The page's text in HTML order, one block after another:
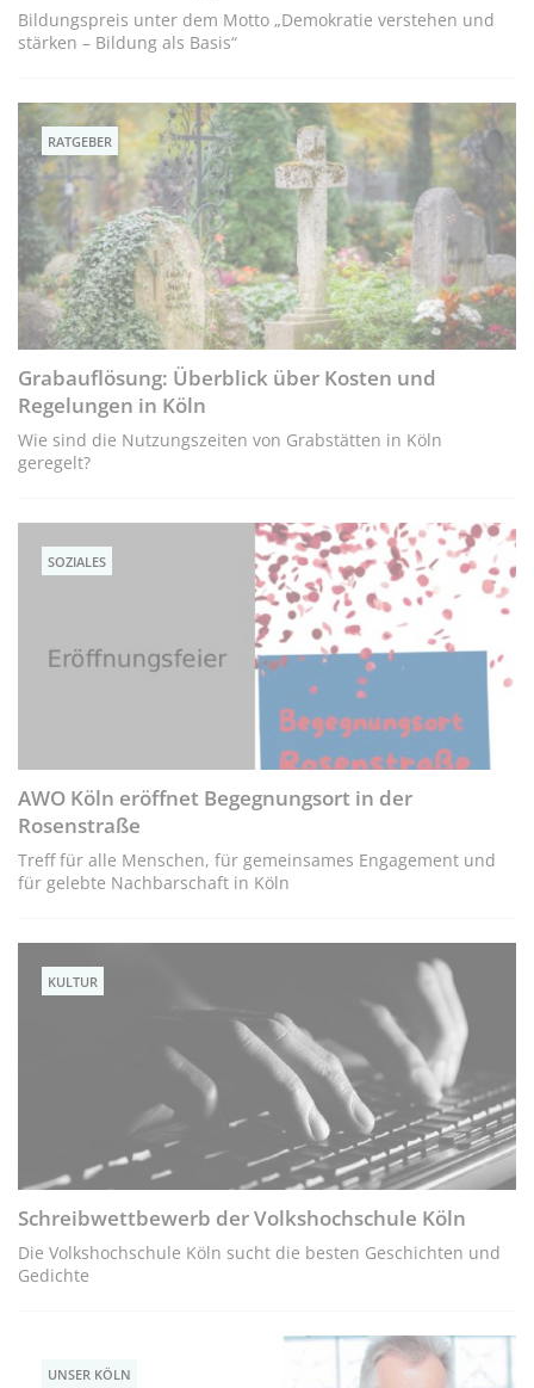
Bildungspreis unter dem Motto „Demokratie verstehen und
stärken – Bildung als Basis“
RATGEBER
Grabauflösung: Überblick über Kosten und
Regelungen in Köln
Wie sind die Nutzungszeiten von Grabstätten in Köln
geregelt?
SOZIALES
AWO Köln eröffnet Begegnungsort in der
Rosenstraße
Treff für alle Menschen, für gemeinsames Engagement und
für gelebte Nachbarschaft in Köln
KULTUR
Schreibwettbewerb der Volkshochschule Köln
Die Volkshochschule Köln sucht die besten Geschichten und
Gedichte
UNSER KÖLN